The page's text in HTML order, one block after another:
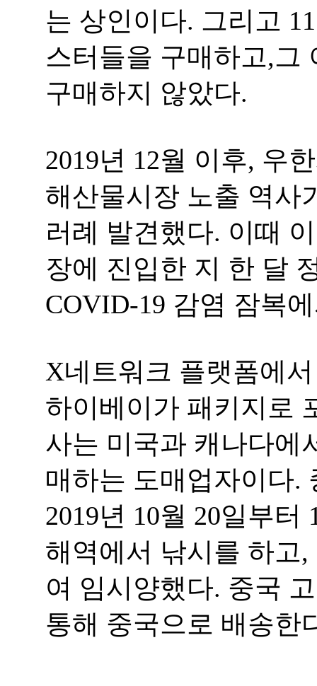
는 상인이다. 그리고
스터들을 구매하고,그
구매하지 않았다.
2019년 12월 이후, 우
해산물시장 노출 역사
러례 발견했다. 이때
장에 진입한 지 한 달
COVID-19 감염 잠복
X네트워크 플랫폼에
하이베이가 패키지로
사는 미국과 캐나다에
매하는 도매업자이다.
2019년 10월 20일부터
해역에서 낚시를 하고
여 임시양했다. 중국
통해 중국으로 배송한